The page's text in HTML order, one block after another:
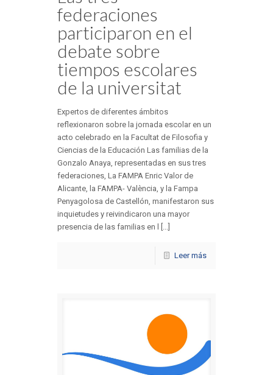
federaciones
participaron en el
debate sobre
tiempos escolares
de la universitat
Expertos de diferentes ámbitos
reflexionaron sobre la jornada escolar en un
acto celebrado en la Facultat de Filosofia y
Ciencias de la Educación Las familias de la
Gonzalo Anaya, representadas en sus tres
federaciones, La FAMPA Enric Valor de
Alicante, la FAMPA- València, y la Fampa
Penyagolosa de Castellón, manifestaron sus
inquietudes y reivindicaron una mayor
presencia de las familias en l [...]
Leer más